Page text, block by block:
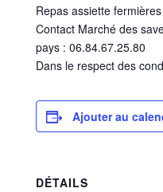
Repas assiette
Contact Marché des
pays : 06.84.67.25.80
Dans le respect des
Ajouter au
DÉTAILS